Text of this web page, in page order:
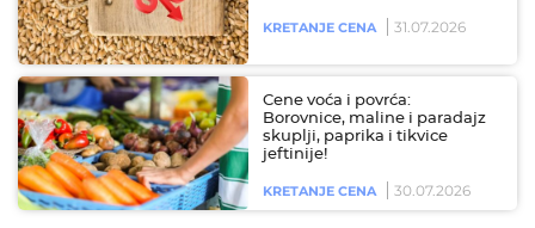
KRETANJE CENA 31.07.2026
Cene voća i povrća:
Borovnice, maline i paradajz
skuplji, paprika i tikvice
jeftinije!
KRETANJE CENA 30.07.2026